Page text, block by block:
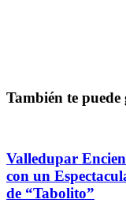
También te puede
Valledupar
con un
de “Tabolito”